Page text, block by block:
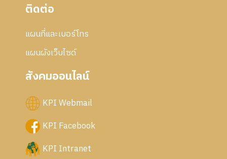
ติดต่อ
แผนที่และเบอร์โทร
แผนผังเว็บไซด์
สังคมออนไลน์
KPI Webmail
KPI Facebook
KPI Intranet